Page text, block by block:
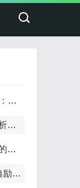
质
慧
神标杆